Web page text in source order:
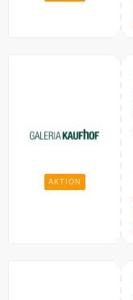
AKTION